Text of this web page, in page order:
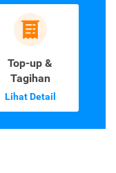
Top-up &
Tagihan
Lihat Detail